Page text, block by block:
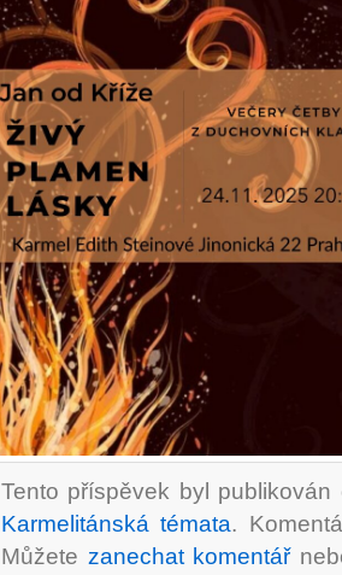
Tento příspěvek byl
Karmelitánská témata.
Můžete zanechat komentář